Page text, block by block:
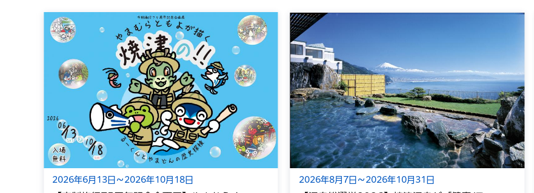
2026年6月13日～2026年10月18日 2026年8月7日～2026年10月31日